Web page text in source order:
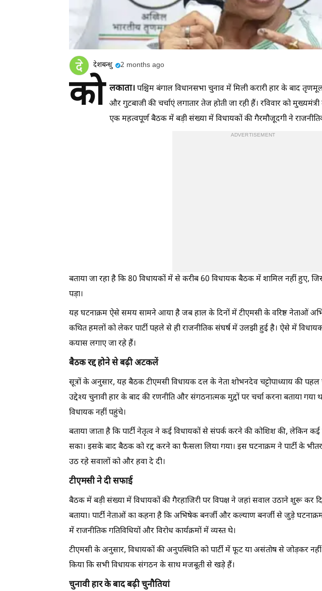
देशबन्धु 2 months ago
को लकाता। पश्चिम बंगाल विधानसभा चुनाव में मिली करारी हार के बाद
और गुटबाजी की चर्चाएं लगातार तेज होती जा रही हैं। रविवार को
एक महत्वपूर्ण बैठक में बड़ी संख्या में विधायकों की गैरमौजूदगी ने
ADVERTISEMENT
बताया जा रहा है कि 80 विधायकों में से करीब 60 विधायक बैठक में शामिल नहीं हुए,
पड़ा।
यह घटनाक्रम ऐसे समय सामने आया है जब हाल के दिनों में टीएमसी के वरिष्ठ नेताओं
कथित हमलों को लेकर पार्टी पहले से ही राजनीतिक संघर्ष में उलझी हुई है। ऐसे में
कयास लगाए जा रहे हैं।
बैठक रद्द होने से बढ़ी अटकलें
सूत्रों के अनुसार, यह बैठक टीएमसी विधायक दल के नेता शोभनदेव चट्टोपाध्याय की
उद्देश्य चुनावी हार के बाद की रणनीति और संगठनात्मक मुद्दों पर चर्चा करना बताया गया
विधायक नहीं पहुंचे।
बताया जाता है कि पार्टी नेतृत्व ने कई विधायकों से संपर्क करने की कोशिश की, लेकिन कई
सका। इसके बाद बैठक को रद्द करने का फैसला लिया गया। इस घटनाक्रम ने पार्टी के
उठ रहे सवालों को और हवा दे दी।
टीएमसी ने दी सफाई
बैठक में बड़ी संख्या में विधायकों की गैरहाजिरी पर विपक्ष ने जहां सवाल उठाने शुरू कर
बताया। पार्टी नेताओं का कहना है कि अभिषेक बनर्जी और कल्याण बनर्जी से जुड़े
में राजनीतिक गतिविधियों और विरोध कार्यक्रमों में व्यस्त थे।
टीएमसी के अनुसार, विधायकों की अनुपस्थिति को पार्टी में फूट या असंतोष से जोड़कर नहीं
किया कि सभी विधायक संगठन के साथ मजबूती से खड़े हैं।
चुनावी हार के बाद बढ़ी चुनौतियां